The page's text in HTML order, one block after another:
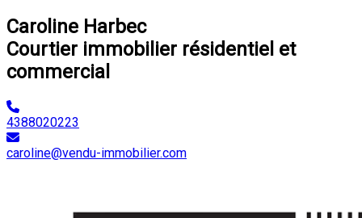
Caroline Harbec
Courtier immobilier résidentiel et
commercial
4388020223
caroline@vendu-immobilier.com